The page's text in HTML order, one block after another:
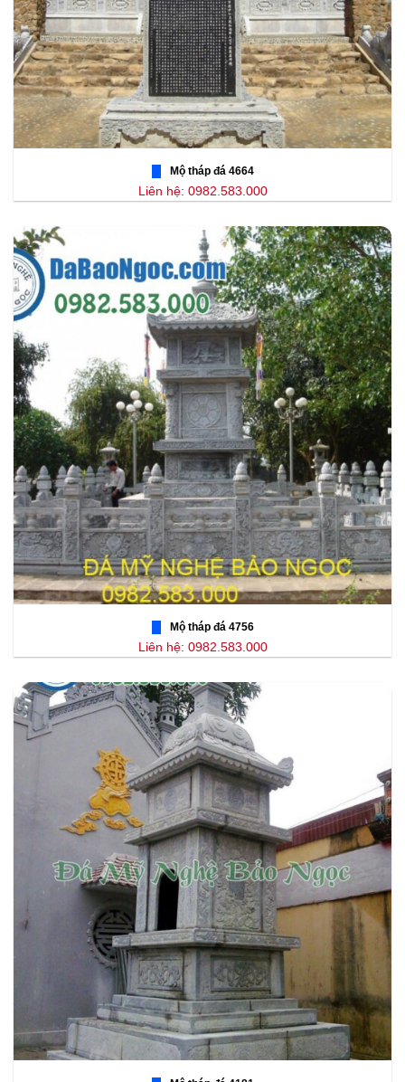
Mộ tháp đá 4664
Liên hệ: 0982.583.000
Mộ tháp đá 4756
Liên hệ: 0982.583.000